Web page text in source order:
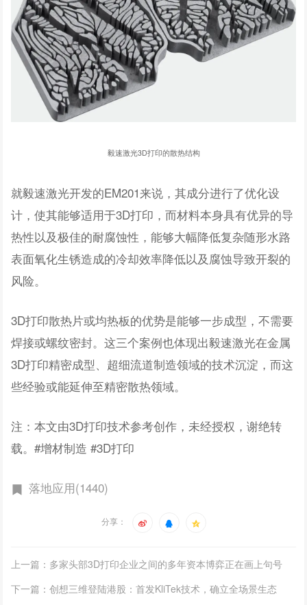
毅速激光3D打印的散热结构
就毅速激光开发的EM201来说，其成分进行了优化设
计，使其能够适用于3D打印，而材料本身具有优异的导
热性以及极佳的耐腐蚀性，能够大幅降低复杂随形水路
表面氧化生锈造成的冷却效率降低以及腐蚀导致开裂的
风险。
3D打印散热片或均热板的优势是能够一步成型，不需要
焊接或螺纹密封。这三个案例也体现出毅速激光在金属
3D打印精密成型、超细流道制造领域的技术沉淀，而这
些经验或能延伸至精密散热领域。
注：本文由3D打印技术参考创作，未经授权，谢绝转
载。#增材制造 #3D打印
落地应用(1440)
分享：
上一篇：多家头部3D打印企业之间的多年资本博弈正在画上句号
下一篇：创想三维登陆港股：首发KliTek技术，确立全场景生态